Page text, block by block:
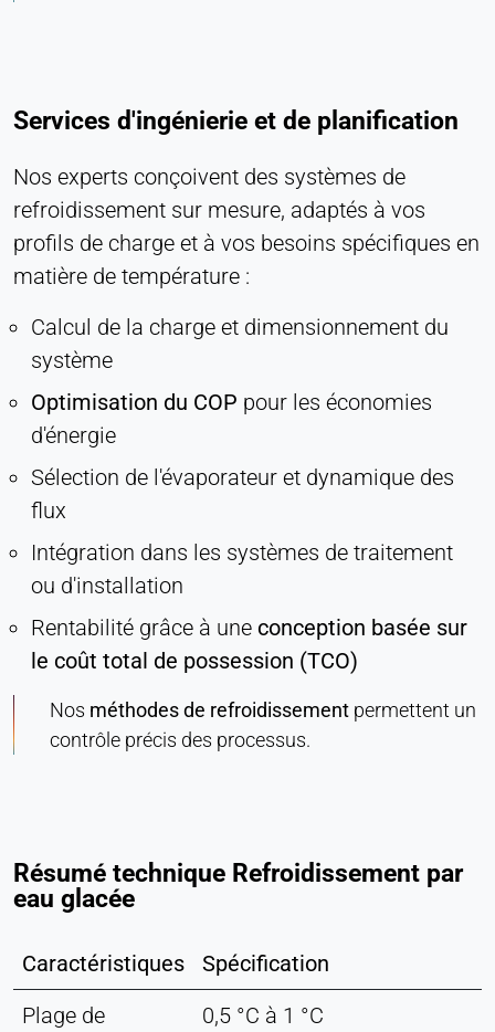
Services d'ingénierie et de planification
Nos experts conçoivent des systèmes de
refroidissement sur mesure, adaptés à vos
profils de charge et à vos besoins spécifiques en
matière de température :
Calcul de la charge et dimensionnement du
système
Optimisation du COP pour les économies
d'énergie
Sélection de l'évaporateur et dynamique des
flux
Intégration dans les systèmes de traitement
ou d'installation
Rentabilité grâce à une conception basée sur
le coût total de possession (TCO)
Nos méthodes de refroidissement permettent un
contrôle précis des processus.
Résumé technique Refroidissement par
eau glacée
Caractéristiques
Spécification
Plage de
0,5 °C à 1 °C